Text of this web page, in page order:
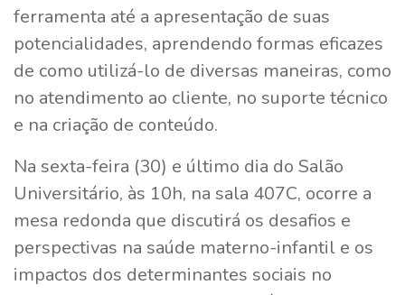
ferramenta até a apresentação de suas
potencialidades, aprendendo formas eficazes
de como utilizá-lo de diversas maneiras, como
no atendimento ao cliente, no suporte técnico
e na criação de conteúdo.
Na sexta-feira (30) e último dia do Salão
Universitário, às 10h, na sala 407C, ocorre a
mesa redonda que discutirá os desafios e
perspectivas na saúde materno-infantil e os
impactos dos determinantes sociais no